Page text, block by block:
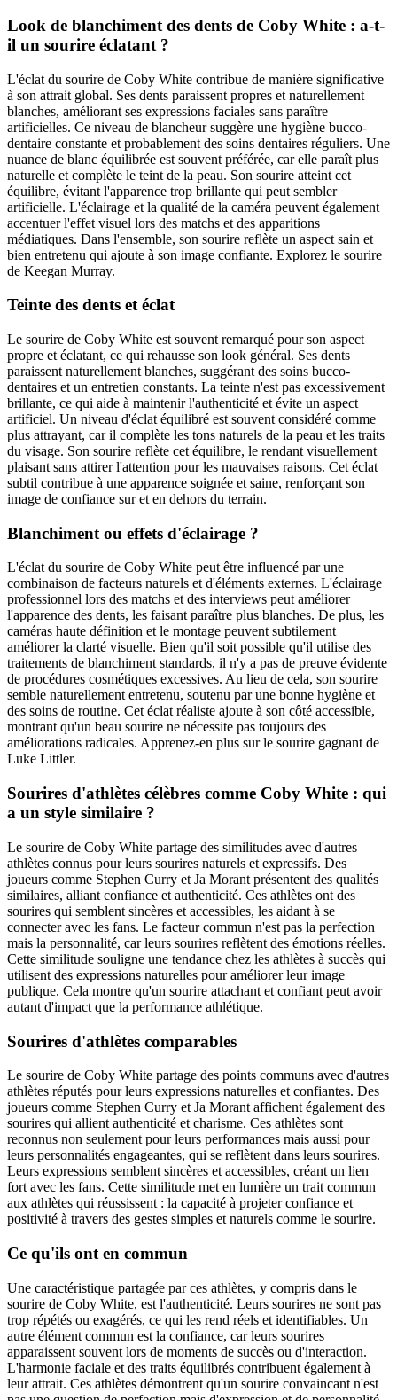
Look de blanchiment des dents de Coby White : a-t-
il un sourire éclatant ?
L'éclat du sourire de Coby White contribue de manière significative
à son attrait global. Ses dents paraissent propres et naturellement
blanches, améliorant ses expressions faciales sans paraître
artificielles. Ce niveau de blancheur suggère une hygiène bucco-
dentaire constante et probablement des soins dentaires réguliers. Une
nuance de blanc équilibrée est souvent préférée, car elle paraît plus
naturelle et complète le teint de la peau. Son sourire atteint cet
équilibre, évitant l'apparence trop brillante qui peut sembler
artificielle. L'éclairage et la qualité de la caméra peuvent également
accentuer l'effet visuel lors des matchs et des apparitions
médiatiques. Dans l'ensemble, son sourire reflète un aspect sain et
bien entretenu qui ajoute à son image confiante. Explorez le sourire
de Keegan Murray.
Teinte des dents et éclat
Le sourire de Coby White est souvent remarqué pour son aspect
propre et éclatant, ce qui rehausse son look général. Ses dents
paraissent naturellement blanches, suggérant des soins bucco-
dentaires et un entretien constants. La teinte n'est pas excessivement
brillante, ce qui aide à maintenir l'authenticité et évite un aspect
artificiel. Un niveau d'éclat équilibré est souvent considéré comme
plus attrayant, car il complète les tons naturels de la peau et les traits
du visage. Son sourire reflète cet équilibre, le rendant visuellement
plaisant sans attirer l'attention pour les mauvaises raisons. Cet éclat
subtil contribue à une apparence soignée et saine, renforçant son
image de confiance sur et en dehors du terrain.
Blanchiment ou effets d'éclairage ?
L'éclat du sourire de Coby White peut être influencé par une
combinaison de facteurs naturels et d'éléments externes. L'éclairage
professionnel lors des matchs et des interviews peut améliorer
l'apparence des dents, les faisant paraître plus blanches. De plus, les
caméras haute définition et le montage peuvent subtilement
améliorer la clarté visuelle. Bien qu'il soit possible qu'il utilise des
traitements de blanchiment standards, il n'y a pas de preuve évidente
de procédures cosmétiques excessives. Au lieu de cela, son sourire
semble naturellement entretenu, soutenu par une bonne hygiène et
des soins de routine. Cet éclat réaliste ajoute à son côté accessible,
montrant qu'un beau sourire ne nécessite pas toujours des
améliorations radicales. Apprenez-en plus sur le sourire gagnant de
Luke Littler.
Sourires d'athlètes célèbres comme Coby White : qui
a un style similaire ?
Le sourire de Coby White partage des similitudes avec d'autres
athlètes connus pour leurs sourires naturels et expressifs. Des
joueurs comme Stephen Curry et Ja Morant présentent des qualités
similaires, alliant confiance et authenticité. Ces athlètes ont des
sourires qui semblent sincères et accessibles, les aidant à se
connecter avec les fans. Le facteur commun n'est pas la perfection
mais la personnalité, car leurs sourires reflètent des émotions réelles.
Cette similitude souligne une tendance chez les athlètes à succès qui
utilisent des expressions naturelles pour améliorer leur image
publique. Cela montre qu'un sourire attachant et confiant peut avoir
autant d'impact que la performance athlétique.
Sourires d'athlètes comparables
Le sourire de Coby White partage des points communs avec d'autres
athlètes réputés pour leurs expressions naturelles et confiantes. Des
joueurs comme Stephen Curry et Ja Morant affichent également des
sourires qui allient authenticité et charisme. Ces athlètes sont
reconnus non seulement pour leurs performances mais aussi pour
leurs personnalités engageantes, qui se reflètent dans leurs sourires.
Leurs expressions semblent sincères et accessibles, créant un lien
fort avec les fans. Cette similitude met en lumière un trait commun
aux athlètes qui réussissent : la capacité à projeter confiance et
positivité à travers des gestes simples et naturels comme le sourire.
Ce qu'ils ont en commun
Une caractéristique partagée par ces athlètes, y compris dans le
sourire de Coby White, est l'authenticité. Leurs sourires ne sont pas
trop répétés ou exagérés, ce qui les rend réels et identifiables. Un
autre élément commun est la confiance, car leurs sourires
apparaissent souvent lors de moments de succès ou d'interaction.
L'harmonie faciale et des traits équilibrés contribuent également à
leur attrait. Ces athlètes démontrent qu'un sourire convaincant n'est